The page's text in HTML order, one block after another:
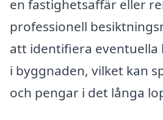
en fastighetsaffär eller
professionell
att identifiera eventuella
i byggnaden, vilket kan
och pengar i det långa